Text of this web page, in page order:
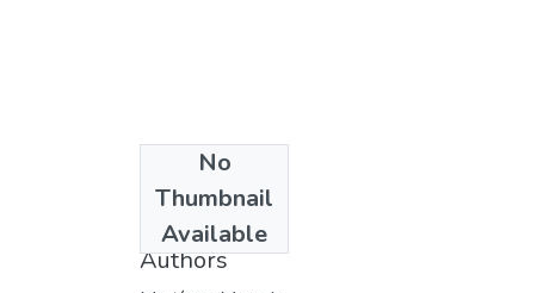
No
Thumbnail
Available
[2004-12-10]
Authors